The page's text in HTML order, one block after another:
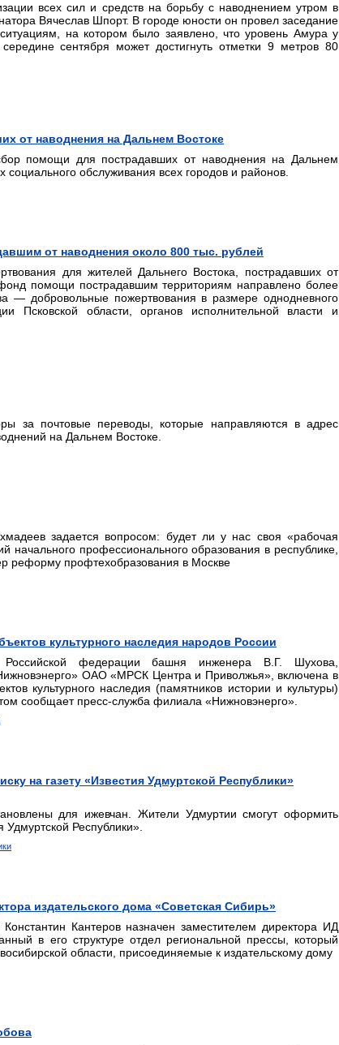
всех сил и средств на борьбу с наводнением утром в
Вячеслав Шпорт. В городе юности он провел заседание
на котором было заявлено, что уровень Амура у
сентября может достигнуть отметки 9 метров 80
от наводнения на Дальнем Востоке
помощи для пострадавших от наводнения на Дальнем
обслуживания всех городов и районов.
от наводнения около 800 тыс. рублей
для жителей Дальнего Востока, пострадавших от
помощи пострадавшим территориям направлено более
— добровольные пожертвования в размере однодневного
Псковской области, органов исполнительной власти и
за почтовые переводы, которые направляются в адрес
на Дальнем Востоке.
задается вопросом: будет ли у нас своя «рабочая
профессионального образования в республике,
реформу профтехобразования в Москве
культурного наследия народов России
Российской федерации башня инженера В.Г. Шухова,
ОАО «МРСК Центра и Приволжья», включена в
культурного наследия (памятников истории и культуры)
сообщает пресс-служба филиала «Нижновэнерго».
на газету «Известия Удмуртской Республики»
для ижевчан. Жители Удмуртии смогут оформить
Удмуртской Республики».
издательского дома «Советская Сибирь»
Кантеров назначен заместителем директора ИД
в его структуре отдел региональной прессы, который
области, присоединяемые к издательскому дому